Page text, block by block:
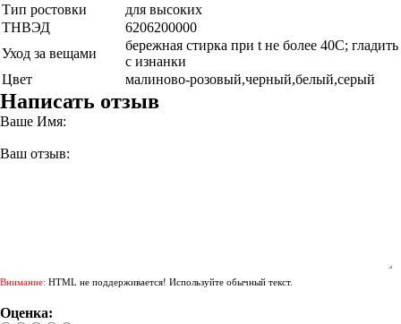
Тип ростовки
для высоких
ТНВЭД
6206200000
Уход за вещами
бережная стирка при t не более 40С; гладить
с изнанки
Цвет
малиново-розовый,черный,белый,серый
Написать отзыв
Ваше Имя:
Ваш отзыв:
Внимание: HTML не поддерживается! Используйте обычный текст.
Оценка: